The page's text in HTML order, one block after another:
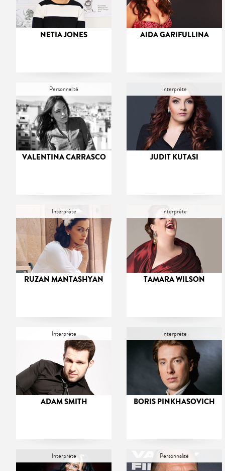
NETIA JONES AIDA GARIFULLINA
Personnalité
VALENTINA CARRASCO
Interprète
JUDIT KUTASI
Interprète
RUZAN MANTASHYAN
Interprète
TAMARA WILSON
Interprète
ADAM SMITH
Interprète
BORIS PINKHASOVICH
Interprète Personnalité